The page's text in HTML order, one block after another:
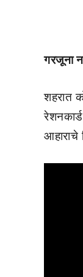
गरजूना
शहरात
आहाराचे